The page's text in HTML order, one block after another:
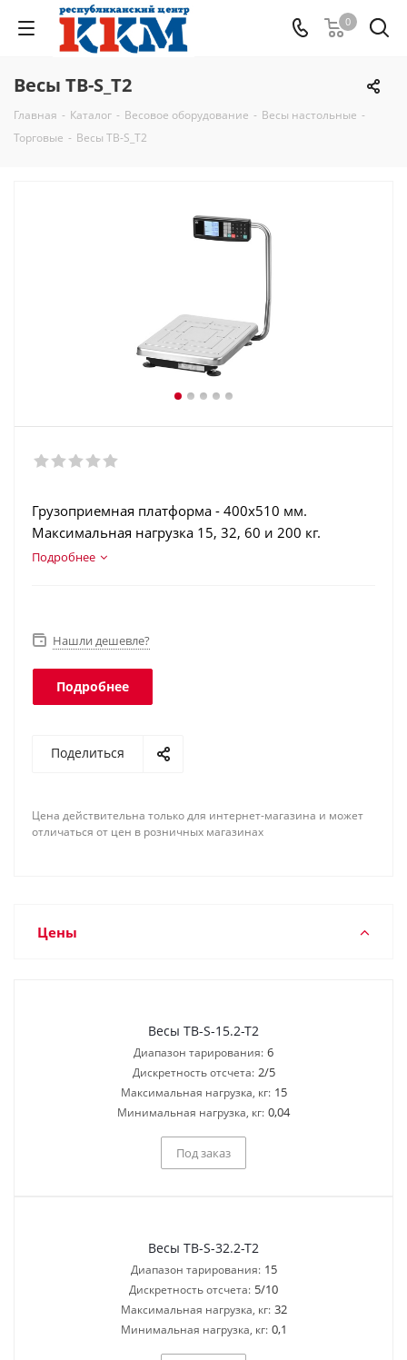
0
Весы TB-S_T2
Главная - Каталог - Весовое оборудование - Весы настольные -
Торговые - Весы TB-S_T2
Грузоприемная платформа - 400х510 мм.
Максимальная нагрузка 15, 32, 60 и 200 кг.
ЖК индикатор с подсветкой. Аккумулятор.
Подробнее
Нашли дешевле?
Подробнее
Поделиться
Цена действительна только для интернет-магазина и может
отличаться от цен в розничных магазинах
Цены
Весы TB-S-15.2-T2
Диапазон тарирования: 6
Дискретность отсчета: 2/5
Максимальная нагрузка, кг: 15
Минимальная нагрузка, кг: 0,04
Под заказ
Весы TB-S-32.2-T2
Диапазон тарирования: 15
Дискретность отсчета: 5/10
Максимальная нагрузка, кг: 32
Минимальная нагрузка, кг: 0,1